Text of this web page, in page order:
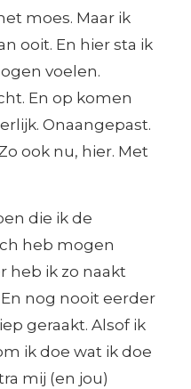
moes. Maar ik
ooit. En hier sta ik
voelen.
En op komen
Onaangepast.
ook nu, hier. Met
die ik de
heb mogen
heb ik zo naakt
nog nooit eerder
geraakt. Alsof ik
ik doe wat ik doe
mij (en jou)